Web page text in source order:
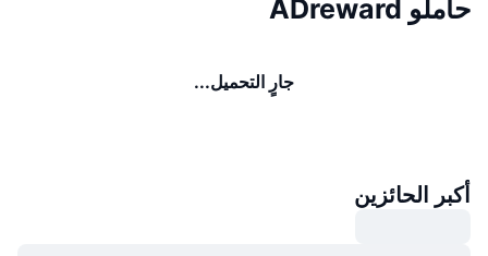
حاملو ADreward
جارٍ التحميل...
أكبر الحائزين